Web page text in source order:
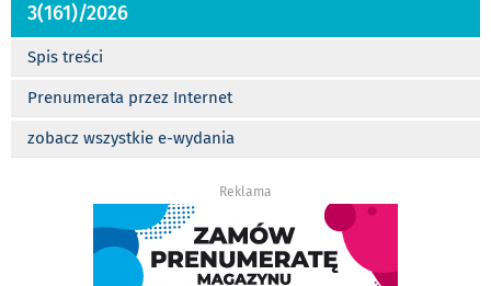
3(161)/2026
Spis treści
Prenumerata przez Internet
zobacz wszystkie e-wydania
Reklama